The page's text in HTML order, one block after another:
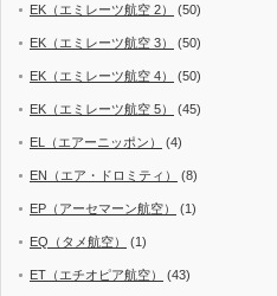
EK（エミレーツ航空 2） (50)
EK（エミレーツ航空 3） (50)
EK（エミレーツ航空 4） (50)
EK（エミレーツ航空 5） (45)
EL（エアーニッポン） (4)
EN（エア・ドロミティ） (8)
EP（アーセマーン航空） (1)
EQ（タメ航空） (1)
ET（エチオピア航空） (43)